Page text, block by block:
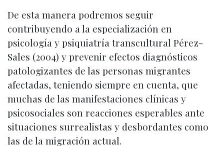
De esta manera podremos seguir
contribuyendo a la especialización en
psicología y psiquiatría transcultural Pérez-
Sales (2004) y prevenir efectos diagnósticos
patologizantes de las personas migrantes
afectadas, teniendo siempre en cuenta, que
muchas de las manifestaciones clínicas y
psicosociales son reacciones esperables ante
situaciones surrealistas y desbordantes como
las de la migración actual.